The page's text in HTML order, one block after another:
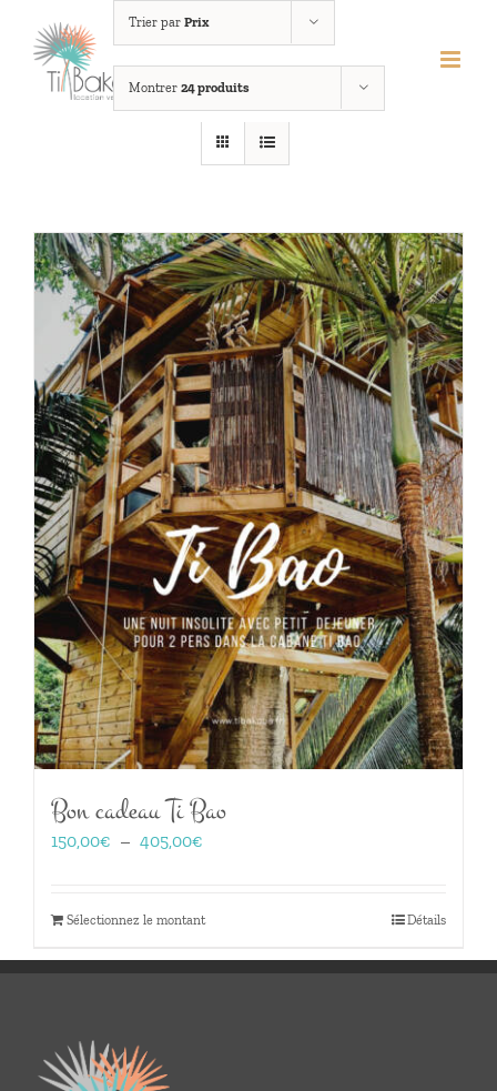
contenu
Trier par Prix
Montrer 24 produits
Bon cadeau Ti Bao
150,00€ – 405,00€
à
Sélectionnez le montant Détails